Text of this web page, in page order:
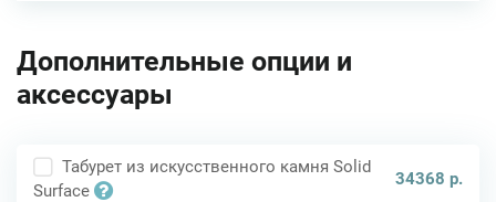
Дополнительные опции и
аксессуары
Табурет из искусственного камня Solid
Surface
34368 р.